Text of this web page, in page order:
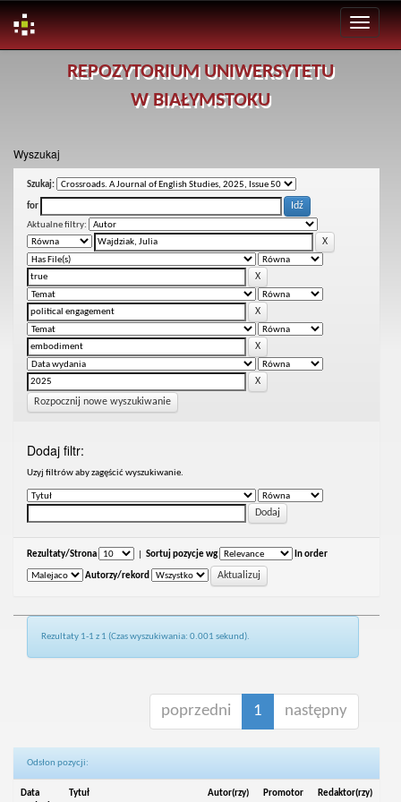
REPOZYTORIUM UNIWERSYTETU
W BIAŁYMSTOKU
Wyszukaj
Szukaj:
for
Aktualne filtry:
Rozpocznij nowe wyszukiwanie
Dodaj filtr:
Uzyj filtrów aby zagęścić wyszukiwanie.
Rezultaty/Strona Sortuj pozycje wg In order
Autorzy/rekord
Rezultaty 1-1 z 1 (Czas wyszukiwania: 0.001 sekund).
poprzedni 1 następny
Odsłon pozycji:
Data Tytuł Autor(rzy) Promotor Redaktor(rzy)